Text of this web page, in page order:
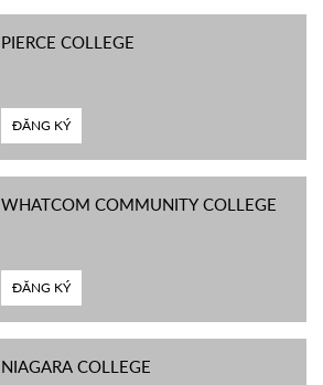
PIERCE COLLEGE
ĐĂNG KÝ
WHATCOM COMMUNITY COLLEGE
ĐĂNG KÝ
NIAGARA COLLEGE